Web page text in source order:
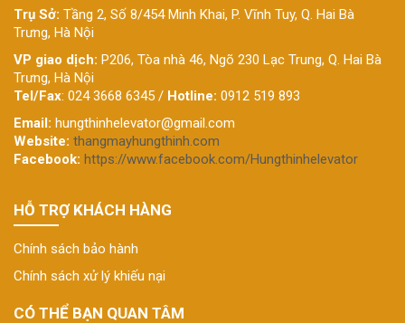
Trụ Sở: Tầng 2, Số 8/454 Minh Khai, P. Vĩnh Tuy, Q. Hai Bà
Trưng, Hà Nội
VP giao dịch: P206, Tòa nhà 46, Ngõ 230 Lạc Trung, Q. Hai Bà
Trưng, Hà Nội
Tel/Fax: 024 3668 6345 / Hotline: 0912 519 893
Email: hungthinhelevator@gmail.com
Website: thangmayhungthinh.com
Facebook: https://www.facebook.com/Hungthinhelevator
HỖ TRỢ KHÁCH HÀNG
Chính sách bảo hành
Chính sách xử lý khiếu nại
CÓ THỂ BẠN QUAN TÂM